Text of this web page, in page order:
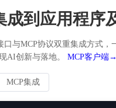
成到应用程序
口与MCP协议双重集成方式
AI创新与落地。 MCP客户端→
MCP集成